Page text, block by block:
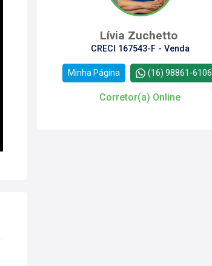
Lívia Zuchetto
CRECI 167543-F - Venda
Minha Página (16) 98861-6106
Corretor(a) Online